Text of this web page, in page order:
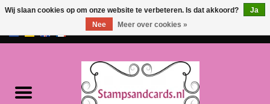
EUR/GBP
NIEUW!!
Wij slaan cookies op om onze website te verbeteren. Is dat akkoord?
Ja
Nee
Meer over cookies »